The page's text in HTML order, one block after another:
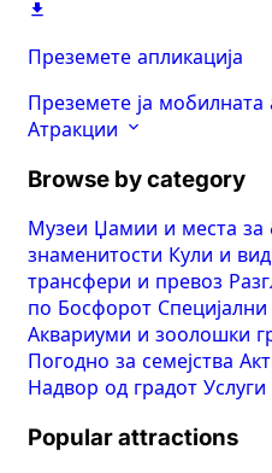
Преземете апликација
Преземете ја мобилната
Атракции
Browse by category
Музеи Џамии и места за
знаменитости Кули и
трансфери и превоз
по Босфорот
Аквариуми и зоолошки
Погодно за семејства
Надвор од градот
Popular attractions